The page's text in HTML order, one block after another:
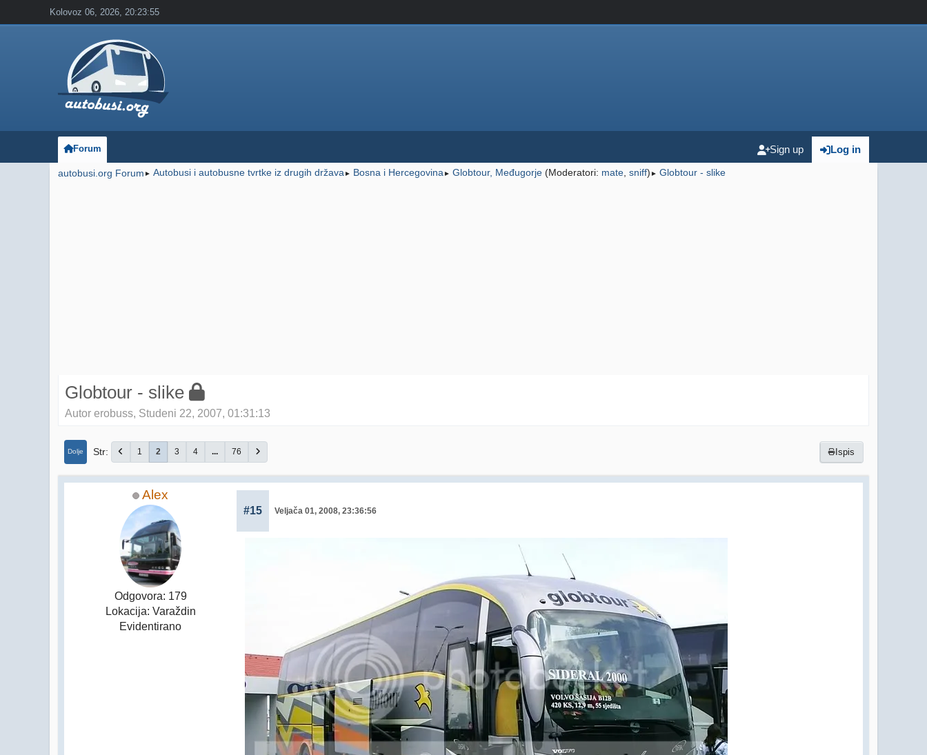
Kolovoz 06, 2026, 20:23:55
Log in
Sign up
Forum
autobusi.org Forum ► Autobusi i autobusne tvrtke iz drugih država ► Bosna i Hercegovina ► Globtour, Međugorje (Moderatori: mate sniff) ► Globtour - slike
Globtour - slike
Autor erobuss, Studeni 22, 2007, 01:31:13
Ispis
Dolje Str 1 2 3 4 ... 76
Alex
Odgovora: 179
Lokacija: Varaždin
Evidentirano
#15 Veljača 01, 2008, 23:36:56